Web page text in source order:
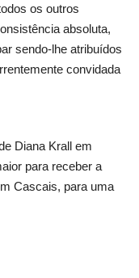
os outros
absoluta,
sendo-lhe atribuídos
convidada
Diana Krall em
para receber a
Cascais, para uma